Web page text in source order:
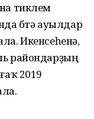
тиклем
бөтә ауылдар
Икенсеһенә,
райондарҙың
2019